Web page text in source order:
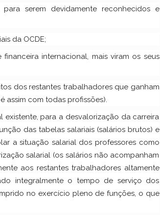
serem devidamente reconhecidos e
da OCDE;
internacional, mais viram os seus
dos restantes trabalhadores que ganham
assim com todas profissões).
para a desvalorização da carreira
das tabelas salariais (salários brutos) e
a situação salarial dos professores como
salarial (os salários não acompanham
aos restantes trabalhadores altamente
integralmente o tempo de serviço dos
no exercício pleno de funções, o que